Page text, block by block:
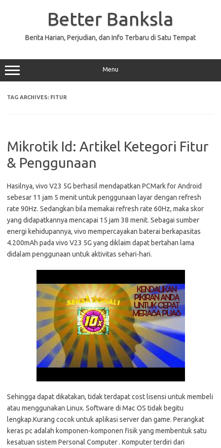
Better Banksla
Berita Harian, Perjudian, dan Info Terbaru di Satu Tempat
Menu
TAG ARCHIVES: FITUR
Mikrotik Id: Artikel Ketegori Fitur
& Penggunaan
Hasilnya, vivo V23 5G berhasil mendapatkan PCMark for Android
sebesar 11 jam 5 menit untuk penggunaan layar dengan refresh
rate 90Hz. Sedangkan bila memakai refresh rate 60Hz, maka skor
yang didapatkannya mencapai 15 jam 38 menit. Sebagai sumber
energi kehidupannya, vivo mempercayakan baterai berkapasitas
4.200mAh pada vivo V23 5G yang diklaim dapat bertahan lama
didalam penggunaan untuk aktivitas sehari-hari.
Sehingga dapat dikatakan, tidak terdapat cost lisensi untuk membeli
atau menggunakan Linux. Software di Mac OS tidak begitu
lengkap.Kurang cocok untuk aplikasi server dan game. Perangkat
keras pc adalah komponen-komponen fisik yang membentuk satu
kesatuan sistem Personal Computer . Komputer terdiri dari